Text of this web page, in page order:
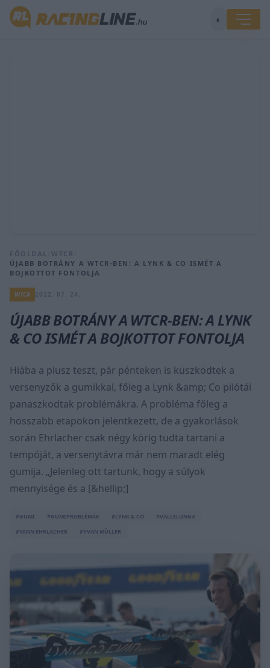
◐
FŐOLDAL WTCR
ÚJABB BOTRÁNY A WTCR-BEN: A LYNK & CO ISMÉT A
BOJKOTTOT FONTOLJA
WTCR
ÚJABB BOTRÁNY A WTCR-BEN: A LYNK
& CO ISMÉT A BOJKOTTOT FONTOLJA
Hiába a plusz teszt, pár pénteken is küszködtek a
versenyzők a gumikkal, főleg a Lynk &amp; Co pilótái
panaszkodtak problémákra. A probléma főleg a
hosszabb etapokon jelentkezett, de a gyakorlások
során Ehrlacher csak négy körig tudta tartani a
tempóját, a versenytávra már nem maradt elég
gumija. „Jelenleg ott tartunk, hogy a súlyok
mennyisége és a [&hellip;]
#GUMI #GUMIPROBLÉMÁK #LYNK & CO
#VALLELUNGA
#YANN EHRLACHER
#YVAN MÜLLER